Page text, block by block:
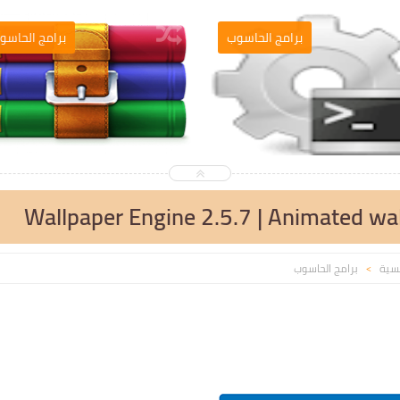
برامج الحاسوب التصميم والمونطاج
Wallpaper Engine 2.5.7 | Animated
> برامج الحاسوب